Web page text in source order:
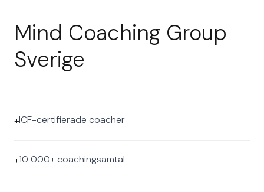
Mind Coaching Group
Sverige
+ICF-certifierade coacher
+10 000+ coachingsamtal